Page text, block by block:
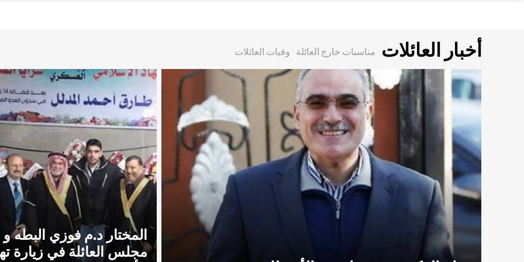
أخبار العائلات مناسبات خارج العائلة وفيات العائلات
المختار د.م فوزي البطه و
مجلس العائلة في زيارة